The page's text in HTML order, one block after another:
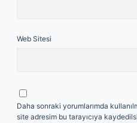
Web Sitesi
Daha sonraki yorumlarımda
site adresim bu tarayıcıya